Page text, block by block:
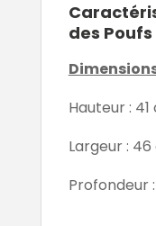
des
Hauteur : 41
Largeur :
Profondeur